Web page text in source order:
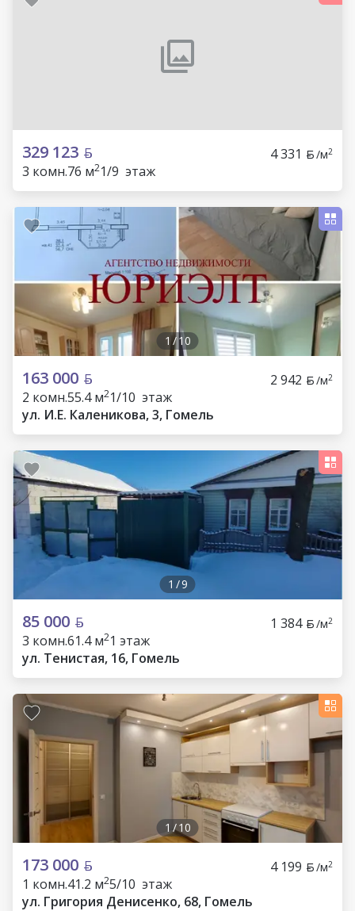
329 123 4 331 /м2
3 комн.76 м21/9 этаж
1 /10
163 000 2 942 /м2
2 комн.55.4 м21/10 этаж
ул. И.Е. Каленикова, 3, Гомель
1 /9
85 000 1 384 /м2
3 комн.61.4 м21 этаж
ул. Тенистая, 16, Гомель
1 /10
173 000 4 199 /м2
1 комн.41.2 м25/10 этаж
ул. Григория Денисенко, 68, Гомель